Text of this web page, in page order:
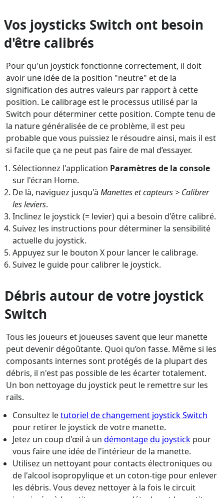
Vos joysticks Switch ont besoin
d'être calibrés
Pour qu'un joystick fonctionne correctement, il doit
avoir une idée de la position "neutre" et de la
signification des autres valeurs par rapport à cette
position. Le calibrage est le processus utilisé par la
Switch pour déterminer cette position. Compte tenu de
la nature généralisée de ce problème, il est peu
probable que vous puissiez le résoudre ainsi, mais il est
si facile que ça ne peut pas faire de mal d’essayer.
Sélectionnez l'application Paramètres de la console
sur l'écran Home.
De là, naviguez jusqu'à Manettes et capteurs > Calibrer
les leviers.
Inclinez le joystick (= levier) qui a besoin d'être calibré.
Suivez les instructions pour déterminer la sensibilité
actuelle du joystick.
Appuyez sur le bouton X pour lancer le calibrage.
Suivez le guide pour calibrer le joystick.
Débris autour de votre joystick
Switch
Tous les joueurs et joueuses savent que leur manette
peut devenir dégoûtante. Quoi qu’on fasse. Même si les
composants internes sont protégés de la plupart des
débris, il n'est pas possible de les écarter totalement.
Un bon nettoyage du joystick peut le remettre sur les
rails.
Consultez letutoriel de changement joystick Switch
pour retirer le joystick de votre manette.
Jetez un coup d'œil à un démontage du joystickpour
vous faire une idée de l'intérieur de la manette.
Utilisez un nettoyant pour contacts électroniques ou
de l'alcool isopropylique et un coton-tige pour enlever
les débris. Vous devez nettoyer à la fois le circuit